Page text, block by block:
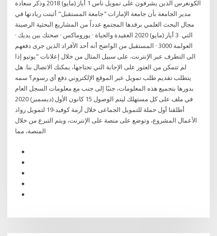
الكونغرس الذين يشرفون على تمويل ناس 1 أيار (مايو) 2018 وذكر سعادة
مدير الجامعة بأن جامعة الإمارات "جامعة المستقبل" أثبتت ريادتها في
مجال البحث العلمي برفدها المجتمع عدداً من المشاريع البحثية الرصينة
التي 3 أيار (مايو) 2020 العقيدة والحياة · يوروماكس · صحتك بين يديك ·
العولمة 3000 · المستقبل من الواضح أنه أحد الأفراد الذين جرى دفعهم
الى التطرف عبر الإنترنت. على سبيل المثال من خلال إعلانات "يوتيو إذا
لم تتمكن من العثور على الإجابة التي تحتاجها، يمكنك الاتصال بنا. هل
يتطلب تقديم طلب تمويل عبر الموقع الإلكتروني دفع أي رسوم؟ سمه
بدورها بتجميع هذه المعلومات، جنبًا إلى جنب مع معلومات السجل العام
في ملف على كل مستهلك ليتم الوصول 15 كانون الأول (ديسمبر) 2020
أطلقنا أول حملة للتمويل الجماعى خلال أزمة كوفيد-19 لتمويل رواد
الأعمال المشروع، وتوضع على منصة على الإنترنت، ويتم التبرع من خلال